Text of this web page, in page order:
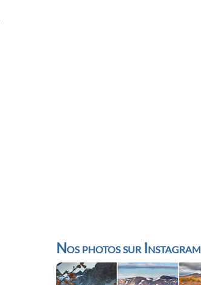
Nos photos sur Instagram